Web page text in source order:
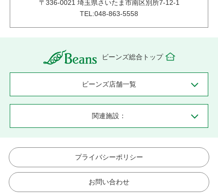
〒 336-0021 埼玉県さいたま市南区別所7-12-1
TEL:048-863-5558
ビーンズ総合トップ
ビーンズ店舗一覧
関連施設：
プライバシーポリシー
お問い合わせ